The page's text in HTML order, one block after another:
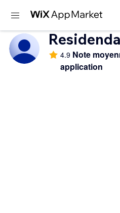
Residenda
4.9 Note
application